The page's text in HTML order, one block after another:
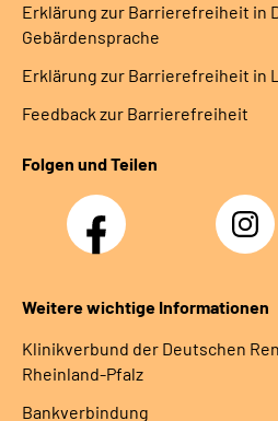
Erklärung zur Barrierefreiheit in
Gebärdensprache
Erklärung zur Barrierefreiheit in
Feedback zur Barrierefreiheit
Folgen und Teilen
Facebook
Instagram
DRV
Weitere wichtige Informationen
Klinikverbund der Deutschen
Rheinland-Pfalz
Bankverbindung